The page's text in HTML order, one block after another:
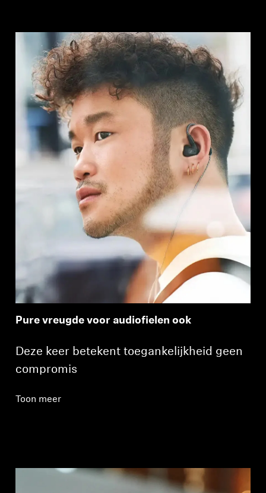
Pure vreugde voor audiofielen ook
Deze keer betekent toegankelijkheid geen
compromis
Toon meer